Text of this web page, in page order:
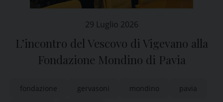
29 Luglio 2026
L’incontro del Vescovo di Vigevano alla
Fondazione Mondino di Pavia
fondazione gervasoni mondino pavia